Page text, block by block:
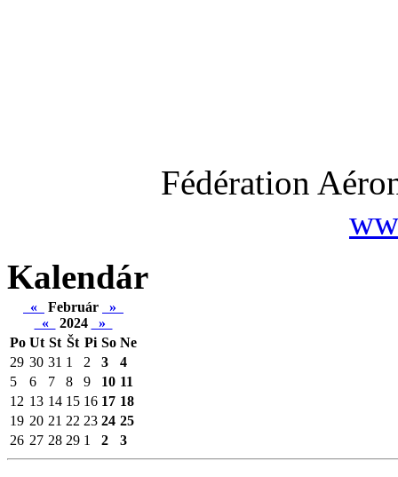
Fédération
Kalendár
« Február
»
«
2024
»
Po Ut St Št Pi So Ne
29 30 31 1 2 3
4
5
6 7 8 9 10 11
12 13 14 15 16 17 18
19 20 21 22 23 24 25
26 27 28 29 1 2 3